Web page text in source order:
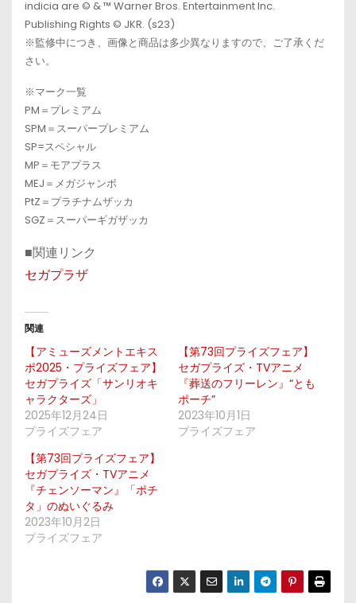
indicia are © & ™ Warner Bros. Entertainment Inc.
Publishing Rights © JKR. (s23)
※監修中につき、画像と商品は多少異なりますので、ご了承くだ
さい。
※マーク一覧
PM＝プレミアム
SPM＝スーパープレミアム
SP=スペシャル
MP＝モアプラス
MEJ＝メガジャンボ
PtZ＝プラチナムザッカ
SGZ＝スーパーギガザッカ
■関連リンク
セガプラザ
関連
【アミューズメントエキス
ポ2025・プライズフェア】
セガプライズ「サンリオキ
ャラクターズ」
2025年12月24日
プライズフェア
【第73回プライズフェア】
セガプライズ・TVアニメ
『葬送のフリーレン』“とも
ポーチ”
2023年10月1日
プライズフェア
【第73回プライズフェア】
セガプライズ・TVアニメ
『チェンソーマン』「ポチ
タ」のぬいぐるみ
2023年10月2日
プライズフェア